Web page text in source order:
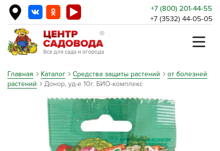
+7 (800) 201-44-55
+7 (3532) 44-05-05
Главная Каталог Средства защиты растений
от болезней
растений
Донор, уд-е 10г. БИО-комплекс